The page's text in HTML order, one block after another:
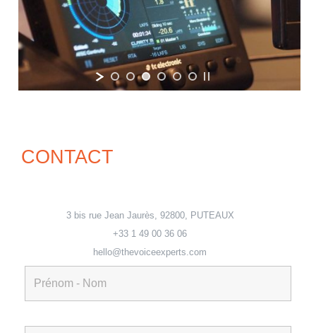
CONTACT
3 bis rue Jean Jaurès, 92800, PUTEAUX
+33 1 49 00 36 06
hello@thevoiceexperts.com